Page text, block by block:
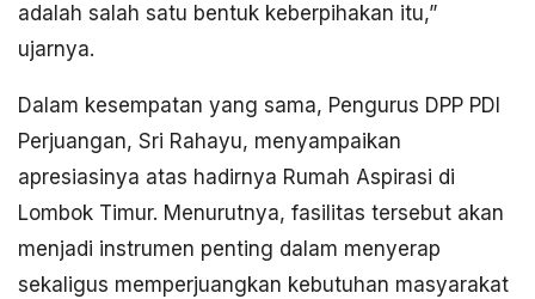
adalah salah satu bentuk keberpihakan itu,”
ujarnya.
Dalam kesempatan yang sama, Pengurus DPP PDI
Perjuangan, Sri Rahayu, menyampaikan
apresiasinya atas hadirnya Rumah Aspirasi di
Lombok Timur. Menurutnya, fasilitas tersebut akan
menjadi instrumen penting dalam menyerap
sekaligus memperjuangkan kebutuhan masyarakat